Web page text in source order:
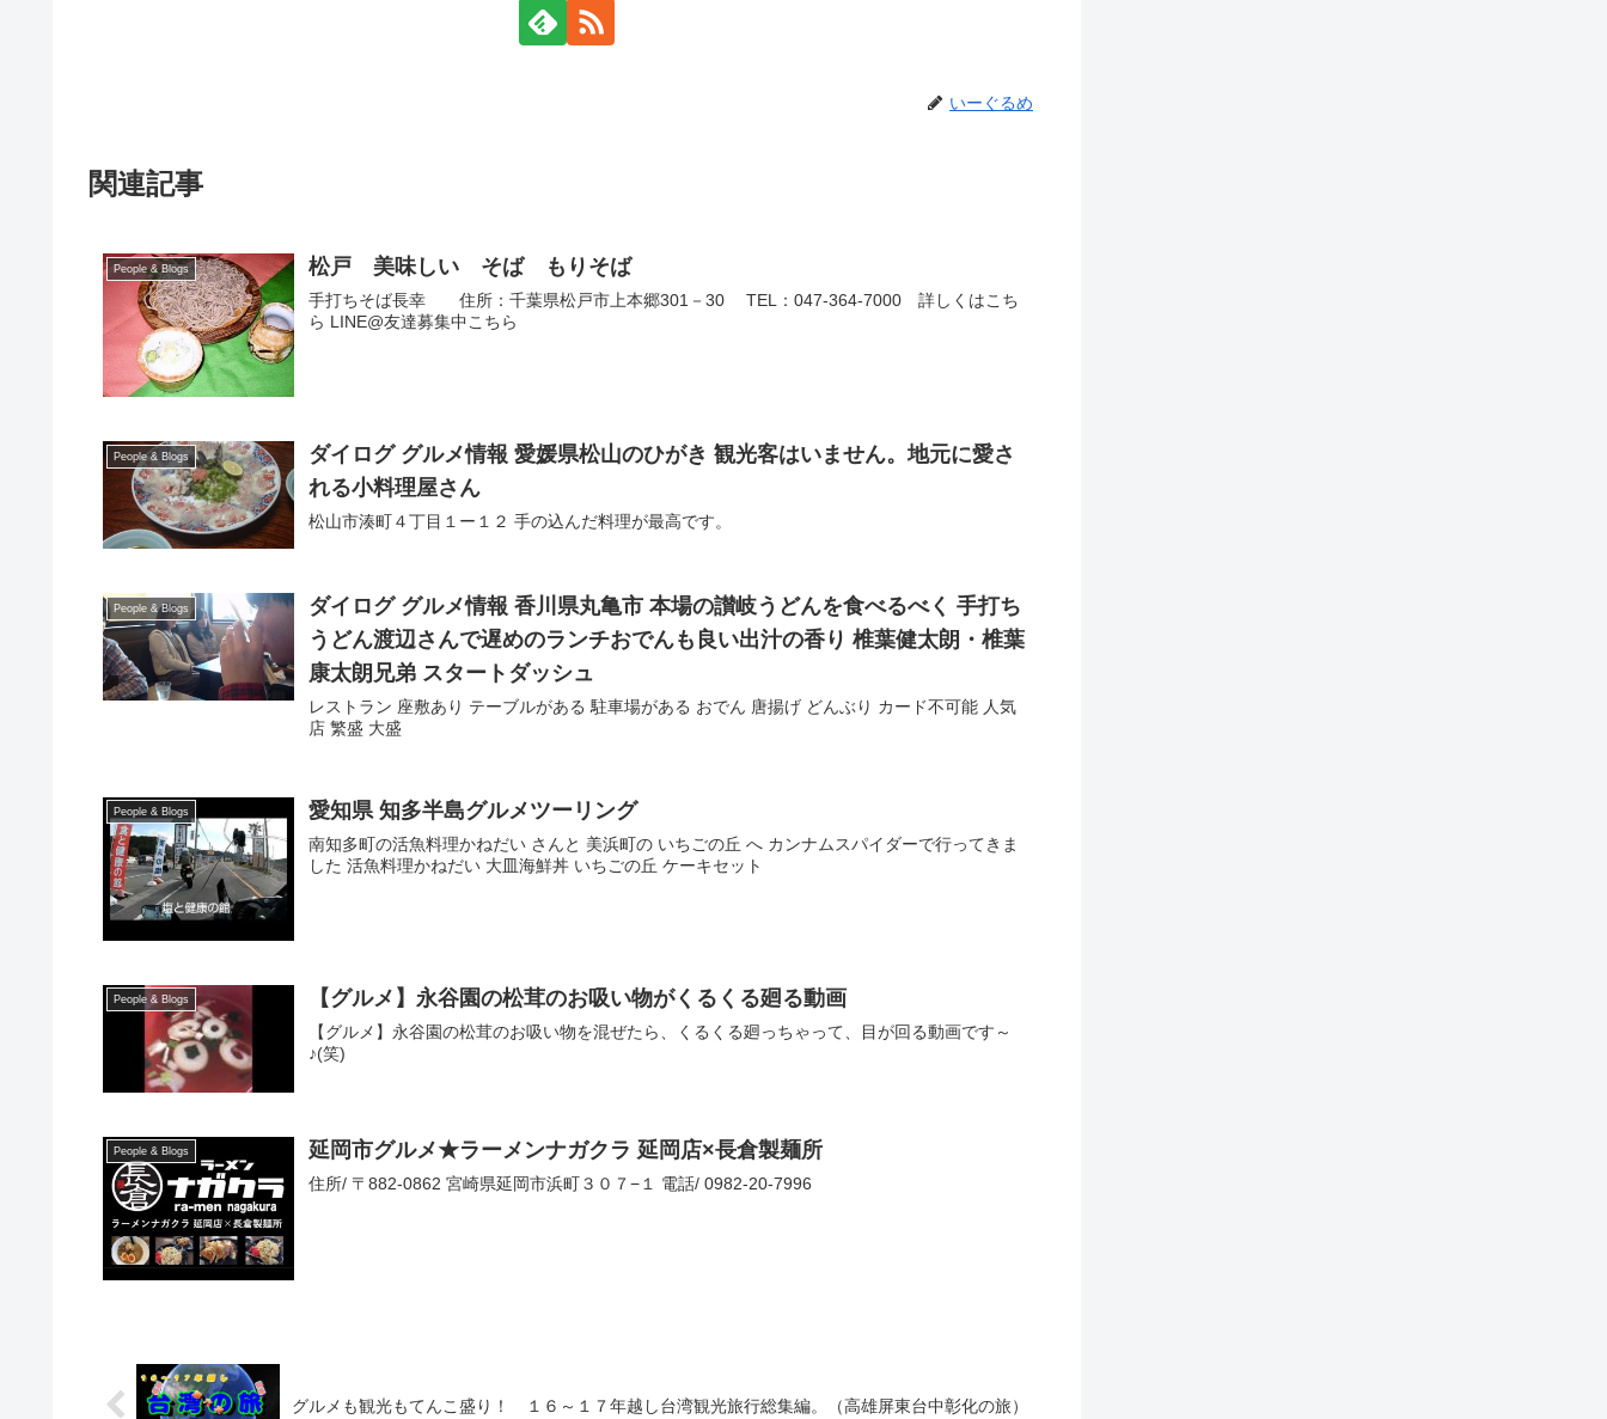
いーぐるめ
関連記事
People & Blogs 松戸 美味しい そば もりそば
手打ちそば長幸 住所：千葉県松戸市上本郷301－30 TEL：047-364-7000 詳しくはこち
ら LINE@友達募集中こちら
People & Blogs
ダイログ グルメ情報 愛媛県松山のひがき 観光客はいません。地元に愛さ
れる小料理屋さん
松山市湊町４丁目１ー１２ 手の込んだ料理が最高です。
People & Blogs
ダイログ グルメ情報 香川県丸亀市 本場の讃岐うどんを食べるべく 手打ち
うどん渡辺さんで遅めのランチおでんも良い出汁の香り 椎葉健太朗・椎葉
康太朗兄弟 スタートダッシュ
レストラン 座敷あり テーブルがある 駐車場がある おでん 唐揚げ どんぶり カード不可能 人気
店 繁盛 大盛
People & Blogs 愛知県 知多半島グルメツーリング
南知多町の活魚料理かねだい さんと 美浜町の いちごの丘 へ カンナムスパイダーで行ってきま
した 活魚料理かねだい 大皿海鮮丼 いちごの丘 ケーキセット
People & Blogs 【グルメ】永谷園の松茸のお吸い物がくるくる廻る動画
【グルメ】永谷園の松茸のお吸い物を混ぜたら、くるくる廻っちゃって、目が回る動画です～
♪(笑)
People & Blogs 延岡市グルメ★ラーメンナガクラ 延岡店×長倉製麺所
住所/ 〒882-0862 宮崎県延岡市浜町３０７−１ 電話/ 0982-20-7996
グルメも観光もてんこ盛り！ １６～１７年越し台湾観光旅行総集編。（高雄屏東台中彰化の旅）